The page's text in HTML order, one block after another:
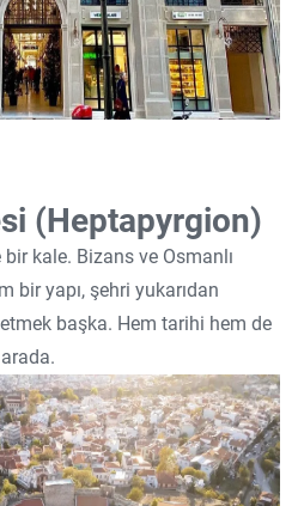
(Heptapyrgion)
kale. Bizans ve Osmanlı
bir yapı, şehri yukarıdan
başka. Hem tarihi hem de